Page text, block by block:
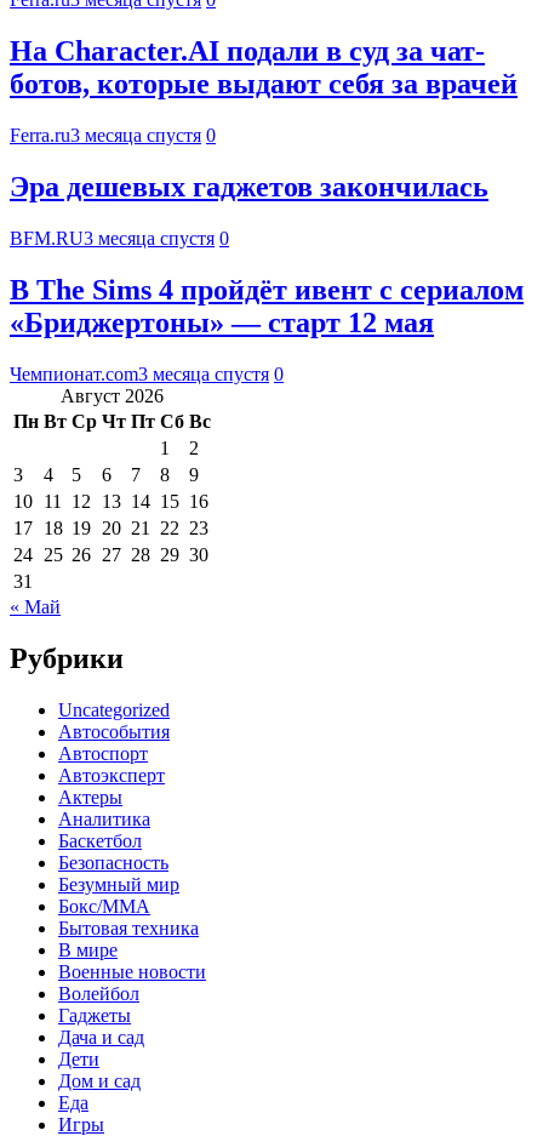
На Character.AI подали в суд за чат-
ботов, которые выдают себя за врачей
Ferra.ru3 месяца спустя 0
Эра дешевых гаджетов закончилась
BFM.RU3 месяца спустя 0
В The Sims 4 пройдёт ивент с сериалом
«Бриджертоны» — старт 12 мая
Чемпионат.com3 месяца спустя 0
Август 2026
Пн Вт Ср Чт Пт Сб Вс
1
2
3
4 5 6 7 8
9
10 11 12 13 14 15 16
17 18 19 20 21 22 23
24 25 26 27 28 29 30
31
« Май
Рубрики
Uncategorized
Автособытия
Автоспорт
Автоэксперт
Актеры
Аналитика
Баскетбол
Безопасность
Безумный мир
Бокс/MMA
Бытовая техника
В мире
Военные новости
Волейбол
Гаджеты
Дача и сад
Дети
Дом и сад
Еда
Игры